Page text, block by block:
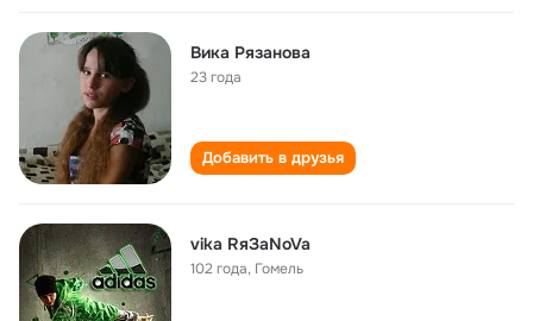
Вика Рязанова
23 года
Добавить в друзья
vika RяЗaNoVa
102 года, Гомель